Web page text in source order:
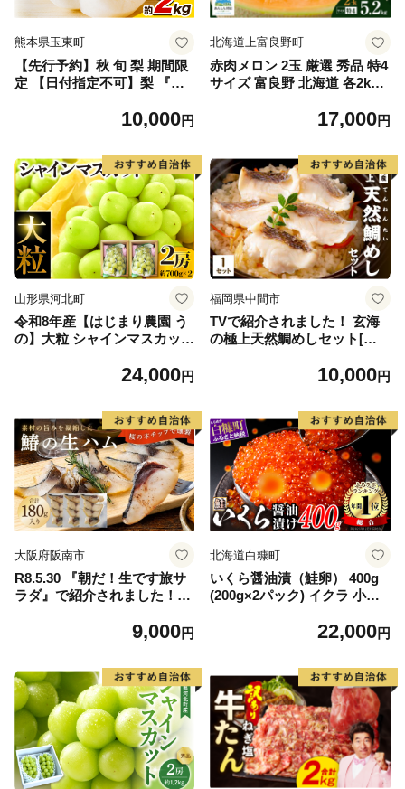
熊本県玉東町
【先行予約】秋 旬 梨 期間限
定 【日付指定不可】梨 『松
ぷり 約2kg 5-7玉前後 《7月
田農園』なし 果物 スイーツ
フルーツ デザート スムージ
ー SDG`s
10,000円
北海道上富良野町
赤肉メロン 2玉 厳選 秀品 特4
サイズ 富良野 北海道 各2kg
富良野 メロン めろん 果物 く
17,000円
山形県河北町
令和8年産【はじまり農園 う
の】大粒 シャインマスカット
河北町産 【河北町観光物産協
24,000円
福岡県中間市
TVで紹介されました！ 玄海
の極上天然鯛めしセット[鯛
だし]【010-0001】10,000円
大阪府阪南市
R8.5.30 『朝だ！生です旅サ
ラダ』で紹介されました！朝
生ハム ×3パック（1パックあ
9,000円
北海道白糠町
いくら醤油漬（鮭卵） 400g
(200g×2パック) イクラ 小分
くら醤油漬け 鮭 鮭卵 ikura
大好評品 北海道 白糠町
22,000円